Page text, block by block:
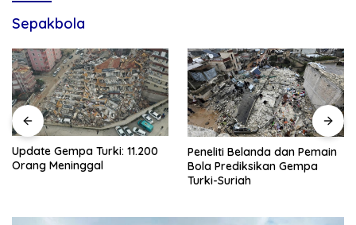
Sepakbola
Update Gempa Turki: 11.200
Orang Meninggal
Peneliti Belanda dan Pemain
Bola Prediksikan Gempa
Turki-Suriah